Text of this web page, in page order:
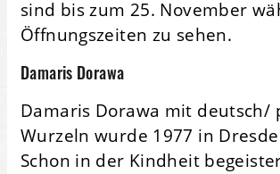
sind bis zum 25. November
Öffnungszeiten zu sehen.
Damaris Dorawa
Damaris Dorawa mit deutsch/
Wurzeln wurde 1977 in
Schon in der Kindheit